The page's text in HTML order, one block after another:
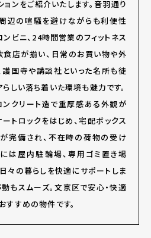
ンをご紹介いたします。音羽通り
辺の喧騒を避けながらも利便性
ビニ、24時間営業のフィットネス
食店が揃い、日常のお買い物や外
護国寺や講談社といった名所も徒
しい落ち着いた環境も魅力です。
クリート造で重厚感ある外観が
トロックをはじめ、宅配ボックス
完備され、不在時の荷物の受け
は屋内駐輪場、専用ゴミ置き場
々の暮らしを快適にサポートしま
もスムーズ。文京区で安心・快適
すめの物件です。